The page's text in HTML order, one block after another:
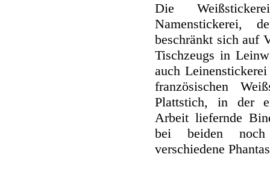
Die
Namenstickerei,
beschränkt sich auf
Tischzeugs in
auch
französischen
Plattstich, in der
Arbeit liefernde
bei beiden noch
verschiedene